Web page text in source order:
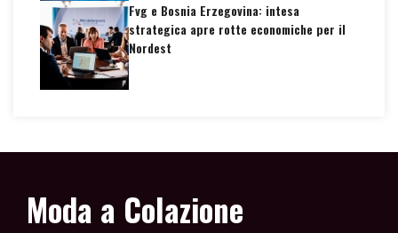
Fvg e Bosnia Erzegovina: intesa
strategica apre rotte economiche per il
Nordest
Moda a Colazione